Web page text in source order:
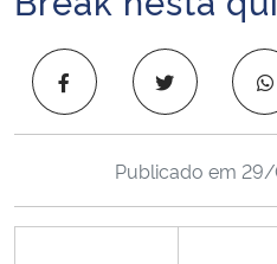
Ministério da Cidadania
Publicado em 29/